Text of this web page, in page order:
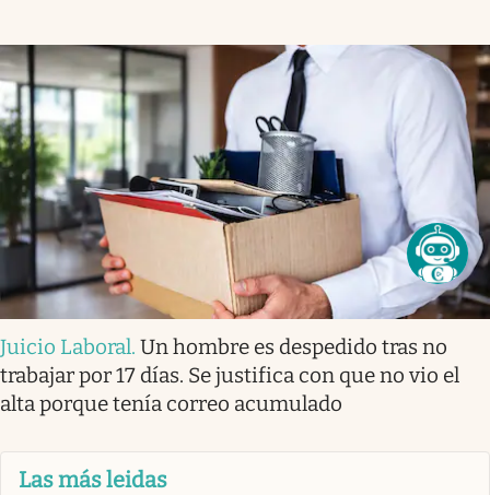
Juicio Laboral. Un hombre es despedido tras no
trabajar por 17 días. Se justifica con que no vio el
alta porque tenía correo acumulado
Las más leidas